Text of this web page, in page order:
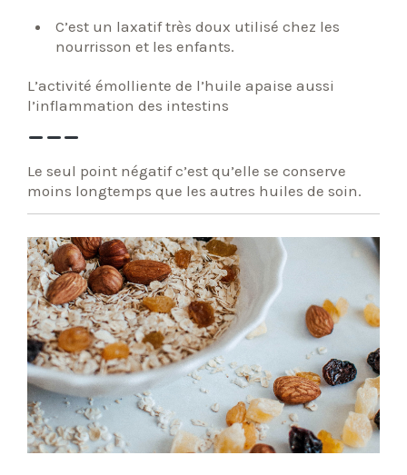
C’est un laxatif très doux utilisé chez les
nourrisson et les enfants.
L’activité émolliente de l’huile apaise aussi
l’inflammation des intestins
Le seul point négatif c’est qu’elle se conserve
moins longtemps que les autres huiles de soin.